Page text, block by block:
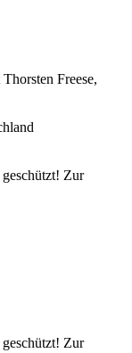
Freese,
Zur
Zur